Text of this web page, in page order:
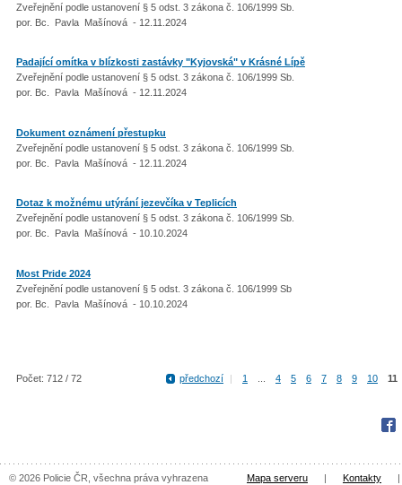
Zveřejnění podle ustanovení § 5 odst. 3 zákona č. 106/1999 Sb.
por. Bc. Pavla Mašínová - 12.11.2024
Padající omítka v blízkosti zastávky "Kyjovská" v Krásné Lípě
Zveřejnění podle ustanovení § 5 odst. 3 zákona č. 106/1999 Sb.
por. Bc. Pavla Mašínová - 12.11.2024
Dokument oznámení přestupku
Zveřejnění podle ustanovení § 5 odst. 3 zákona č. 106/1999 Sb.
por. Bc. Pavla Mašínová - 12.11.2024
Dotaz k možnému utýrání jezevčíka v Teplicích
Zveřejnění podle ustanovení § 5 odst. 3 zákona č. 106/1999 Sb.
por. Bc. Pavla Mašínová - 10.10.2024
Most Pride 2024
Zveřejnění podle ustanovení § 5 odst. 3 zákona č. 106/1999 Sb
por. Bc. Pavla Mašínová - 10.10.2024
Počet: 712 / 72 předchozí | 1 4 5 6 7 8 9 10 11
© 2026 Policie ČR, všechna práva vyhrazena Mapa serveru | Kontakty |